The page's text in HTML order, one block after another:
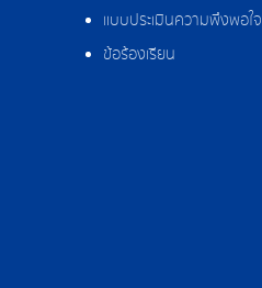
แบบประเมินความพึงพอใจ
ข้อร้องเรียน